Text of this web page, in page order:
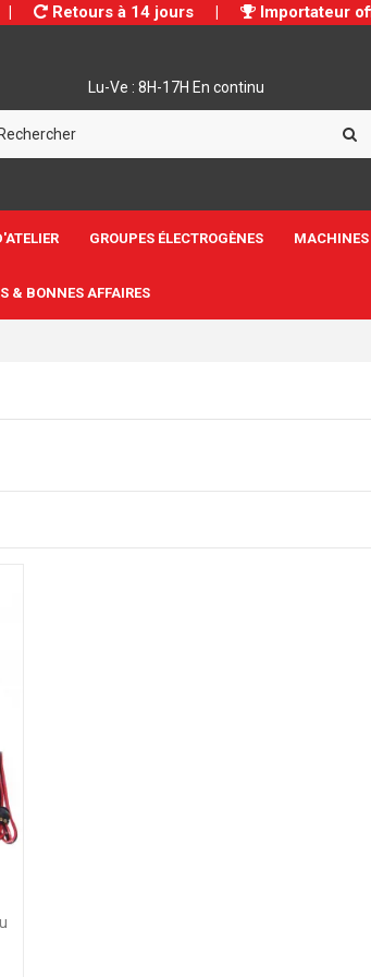
| Retours à 14 jours | Importateur
Lu-Ve : 8H-17H En continu
GROUPES ÉLECTROGÈNES MACHINES
& BONNES AFFAIRES